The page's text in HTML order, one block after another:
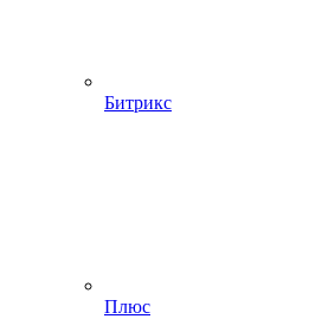
Битрикс
Плюс